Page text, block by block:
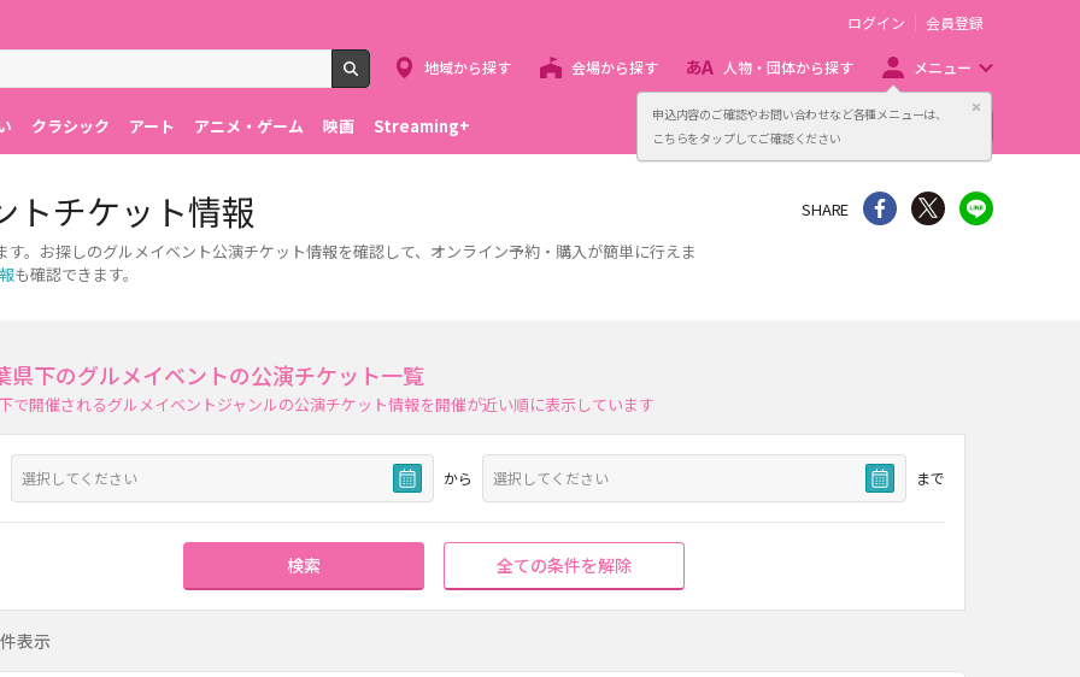
申込内容のご確認やお問い合わせなど各種メニューは、
こちらをタップしてご確認ください
閉じる
検索
ログイン 会員登録
地域から探す 会場から探す 人物・団体から探す メニュー
クラシック アート アニメ・ゲーム 映画 Streaming+ 主催者向け販売サービス
トチケット情報
す。お探しのグルメイベント公演チケット情報を確認して、オンライン予約・購入が簡単に行えま
も確認できます。
SHARE シェア Twitter
県下のグルメイベントの公演チケット一覧
で開催されるグルメイベントジャンルの公演チケット情報を開催が近い順に表示しています
から まで
検索 全ての条件を解除
表示